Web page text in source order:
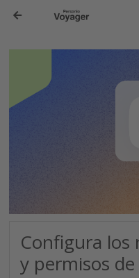
Configura los
y permisos de